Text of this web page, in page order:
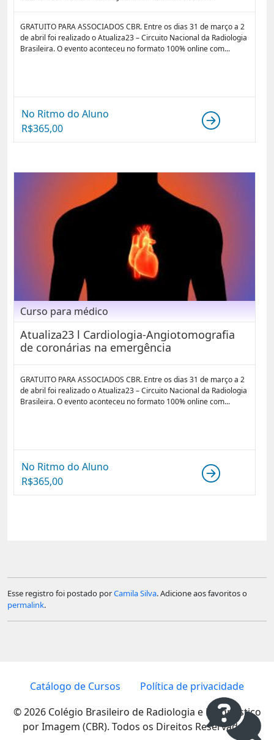
GRATUITO PARA ASSOCIADOS CBR. Entre os dias 31 de março a 2
de abril foi realizado o Atualiza23 – Circuito Nacional da Radiologia
Brasileira. O evento aconteceu no formato 100% online com...
No Ritmo do Aluno
R$365,00
Curso para médico
Atualiza23 l Cardiologia-Angiotomografia
de coronárias na emergência
GRATUITO PARA ASSOCIADOS CBR. Entre os dias 31 de março a 2
de abril foi realizado o Atualiza23 – Circuito Nacional da Radiologia
Brasileira. O evento aconteceu no formato 100% online com...
No Ritmo do Aluno
R$365,00
Esse registro foi postado porCamila Silva. Adicione aos favoritos o
permalink.
Catálogo de Cursos
Política de privacidade
© 2026 Colégio Brasileiro de Radiologia e Diagnóstico
por Imagem (CBR). Todos os Direitos Reservados.